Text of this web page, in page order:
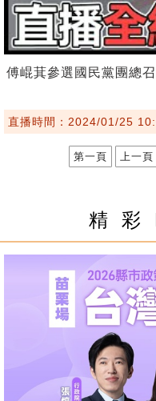
傅崐萁參選國民黨團總
直播時間：2024/01/25
第一頁 上一頁
精 彩